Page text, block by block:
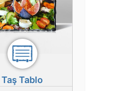
Taş Tablo